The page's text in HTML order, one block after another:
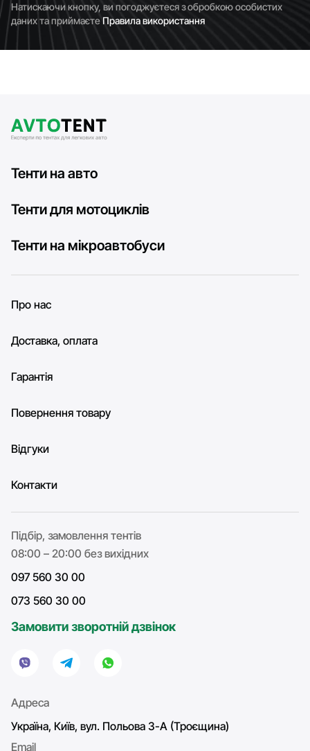
Натискаючи кнопку, ви погоджуєтеся з обробкою особистих
даних та приймаєтеПравила використання
Тенти на авто
Тенти для мотоциклів
Тенти на мікроавтобуси
Про нас
Доставка, оплата
Гарантія
Повернення товару
Відгуки
Контакти
Підбір, замовлення тентів
08:00 – 20:00 без вихідних
097 560 30 00
073 560 30 00
Замовити зворотній дзвінок
Адреса
Україна, Київ, вул. Польова 3-А (Троєщина)
Email